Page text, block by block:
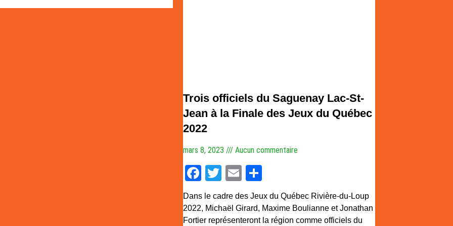
Trois officiels du Saguenay Lac-St-
Jean à la Finale des Jeux du Québec
2022
mars 8, 2023 Aucun commentaire
Facebook
Twitter
EmailPartager
Dans le cadre des Jeux du Québec Rivière-du-Loup
2022, Michaël Girard, Maxime Boulianne et Jonathan
Fortier représenteront la région comme officiels du